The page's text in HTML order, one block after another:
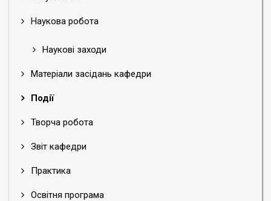
Наукова робота
Наукові заходи
Матеріали засідань кафедри
Події
Творча робота
Звіт кафедри
Практика
Освітня програма